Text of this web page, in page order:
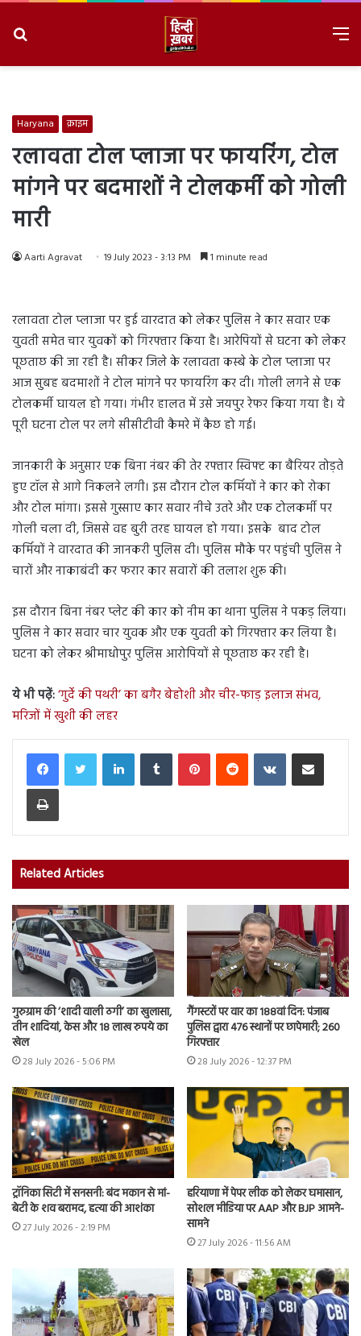
Haryana क्राइम
रलावता टोल प्लाजा पर फायरिंग, टोल
मांगने पर बदमाशों ने टोलकर्मी को गोली
मारी
Aarti Agravat 19 July 2023 - 3:13 PM 1 minute read
रलावता टोल प्लाजा पर हुई वारदात को लेकर पुलिस ने कार सवार एक
युवती समेत चार युवकों को गिरफ्तार किया है। आरेपियों से घटना को लेकर
पूछताछ की जा रही है। सीकर जिले के रलावता कस्बे के टोल प्लाजा पर
आज सुबह बदमाशों ने टोल मांगने पर फायरिंग कर दी। गोली लगने से एक
टोलकर्मी घायल हो गया। गंभीर हालत में उसे जयपुर रेफर किया गया है। ये
पूरी घटना टोल पर लगे सीसीटीवी कैमरे में कैछ हो गई।
जानकारी के अनुसार एक बिना नंबर की तेर रफ्तार स्विफ्ट का बैरियर तोड़ते
हुए टॉल से आगे निकलने लगी। इस दौरान टोल कर्मियों ने कार को रोका
और टोल मांगा। इससे गुस्साए कार सवार नीचे उतरे और एक टोलकर्मी पर
गोली चला दी, जिससे वह बुरी तरह घायल हो गया। इसके बाद टोल
कर्मियों ने वारदात की जानकरी पुलिस दी। पुलिस मौके पर पहुंची पुलिस ने
चारों और नाकाबंदी कर फरार कार सवारों की तलाश शुरू की।
इस दौरान बिना नंबर प्लेट की कार को नीम का थाना पुलिस ने पकड़ लिया।
पुलिस ने कार सवार चार युवक और एक युवती को गिरफ्तार कर लिया है।
घटना को लेकर श्रीमाधोपुर पुलिस आरोपियों से पूछताछ कर रही है।
ये भी पढ़ें:‘गुर्दे की पथरी’ का बगैर बेहोशी और चीर-फाड़ इलाज संभव,
मरिजों में खुशी की लहर
LinkedInTumblr PinterestReddit VKontakteShare via Email
Print
Related Articles
गुरुग्राम की ‘शादी वाली ठगी’ का खुलासा,
तीन शादियां, केस और 18 लाख रुपये का
खेल
28 July 2026 - 5:06 PM
गैंगस्टरों पर वार का 188वां दिन: पंजाब
पुलिस द्वारा 476 स्थानों पर छापेमारी; 260
गिरफ्तार
28 July 2026 - 12:37 PM
ट्रॉनिका सिटी में सनसनी: बंद मकान से मां-
बेटी के शव बरामद, हत्या की आशंका
27 July 2026 - 2:19 PM
हरियाणा में पेपर लीक को लेकर घमासान,
सोशल मीडिया पर AAP और BJP आमने-
सामने
27 July 2026 - 11:56 AM